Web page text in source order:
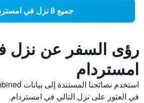
جميع 8 نزل في امستردام
رؤى السفر عن نزل
امستردام
في العثور على نزل التالي في امستردام.